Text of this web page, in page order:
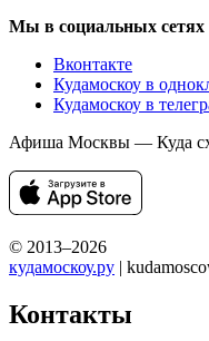
Мы в социальных сетях
Вконтакте
Кудамоскоу в
Кудамоскоу в
Афиша Москвы — Куда
© 2013–2026
кудамоскоу.ру |
Контакты